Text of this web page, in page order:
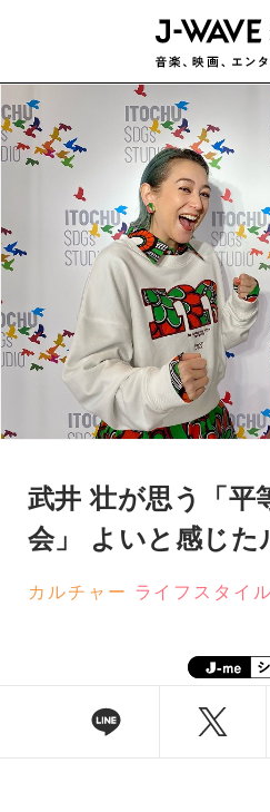
武井 壮が思う「平
会」 よいと感じた
カルチャー ライフスタイル